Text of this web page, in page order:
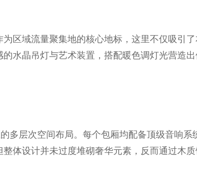
区域流量聚集地的核心地标，这里不仅吸引
水晶吊灯与艺术装置，搭配暖色调灯光营造
多层次空间布局。每个包厢均配备顶级音响系
体设计并未过度堆砌奢华元素，反而通过木